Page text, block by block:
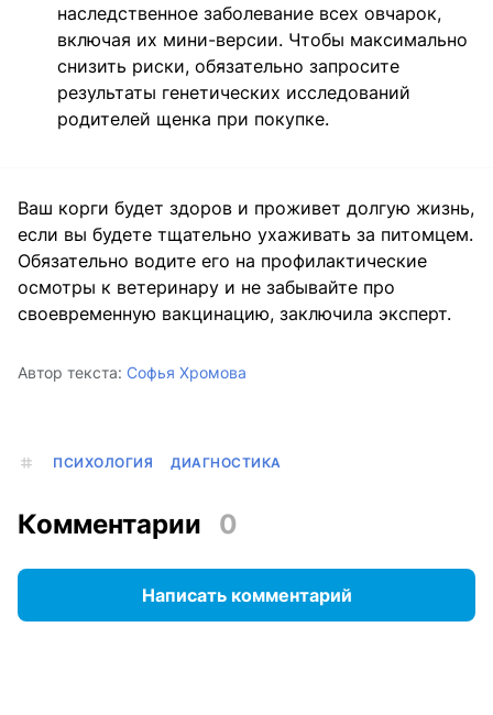
наследственное заболевание всех овчарок,
включая их мини-версии. Чтобы максимально
снизить риски, обязательно запросите
результаты генетических исследований
родителей щенка при покупке.
Ваш корги будет здоров и проживет долгую жизнь,
если вы будете тщательно ухаживать за питомцем.
Обязательно водите его на профилактические
осмотры к ветеринару и не забывайте про
своевременную вакцинацию, заключила эксперт.
Автор текста: Софья Хромова
ПСИХОЛОГИЯ ДИАГНОСТИКА
Комментарии 0
Написать комментарий